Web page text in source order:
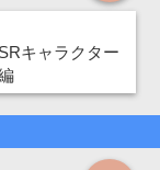
キャラクター